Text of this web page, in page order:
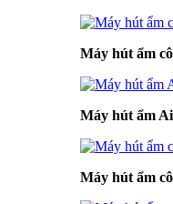
Máy hút ẩm
Máy hút ẩm
Máy hút ẩm